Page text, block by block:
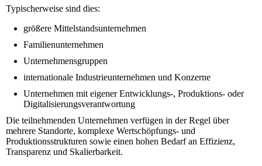
Typischerweise sind dies:
größere Mittelstandsunternehmen
Familienunternehmen
Unternehmensgruppen
internationale Industrieunternehmen und Konzerne
Unternehmen mit eigener Entwicklungs-, Produktions- oder
Digitalisierungsverantwortung
Die teilnehmenden Unternehmen verfügen in der Regel über
mehrere Standorte, komplexe Wertschöpfungs- und
Produktionsstrukturen sowie einen hohen Bedarf an Effizienz,
Transparenz und Skalierbarkeit.